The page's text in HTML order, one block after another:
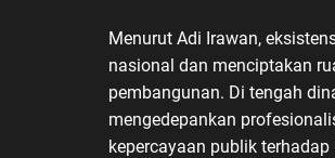
Menurut Adi Irawan,
nasional dan menciptakan
pembangunan. Di tengah
mengedepankan
kepercayaan publik